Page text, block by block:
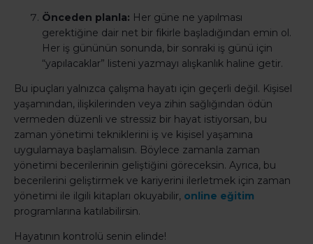
Önceden planla: Her güne ne yapılması
gerektiğine dair net bir fikirle başladığından emin ol.
Her iş gününün sonunda, bir sonraki iş günü için
“yapılacaklar” listeni yazmayı alışkanlık haline getir.
Bu ipuçları yalnızca çalışma hayatı için geçerli değil. Kişisel
yaşamından, ilişkilerinden veya zihin sağlığından ödün
vermeden düzenli ve stressiz bir hayat istiyorsan, bu
zaman yönetimi tekniklerini iş ve kişisel yaşamına
uygulamaya başlamalısın. Böylece zamanla zaman
yönetimi becerilerinin geliştiğini göreceksin. Ayrıca, bu
becerilerini geliştirmek ve kariyerini ilerletmek için zaman
yönetimi ile ilgili kitapları okuyabilir, online eğitim
programlarına katılabilirsin.
Hayatının kontrolü senin elinde!